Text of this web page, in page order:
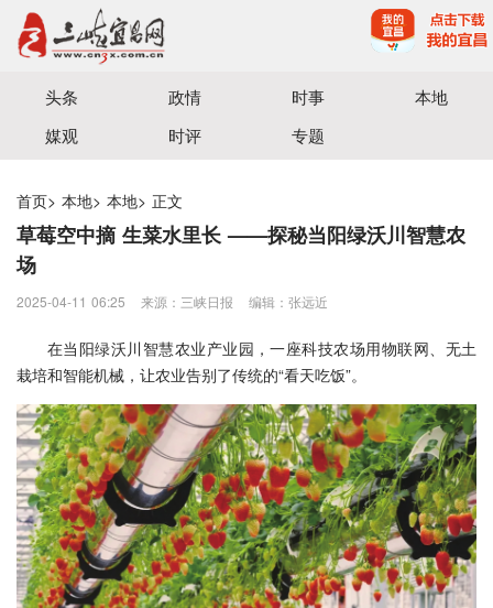
宜昌三峡融媒体中心主办
头条 政情 时事
本地
媒观
时评 专题
首页> 本地> 本地> 正文
草莓空中摘 生菜水里长 ——探秘当阳绿沃川智慧农
场
2025-04-11 06:25 来源：三峡日报 编辑：张远近
在当阳绿沃川智慧农业产业园，一座科技农场用物联网、无土
栽培和智能机械，让农业告别了传统的“看天吃饭”。